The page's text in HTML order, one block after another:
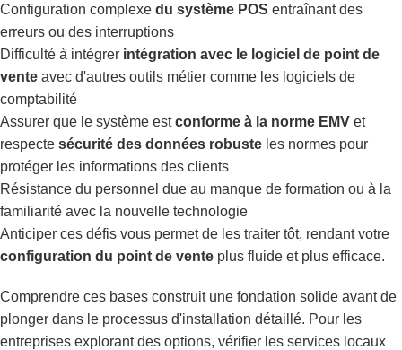
Configuration complexe du système POS entraînant des
erreurs ou des interruptions
Difficulté à intégrer intégration avec le logiciel de point de
vente avec d'autres outils métier comme les logiciels de
comptabilité
Assurer que le système estconforme à la norme EMV et
respecte sécurité des données robuste les normes pour
protéger les informations des clients
Résistance du personnel due au manque de formation ou à la
familiarité avec la nouvelle technologie
Anticiper ces défis vous permet de les traiter tôt, rendant votre
configuration du point de vente plus fluide et plus efficace.
Comprendre ces bases construit une fondation solide avant de
plonger dans le processus d'installation détaillé. Pour les
entreprises explorant des options, vérifier les services locaux